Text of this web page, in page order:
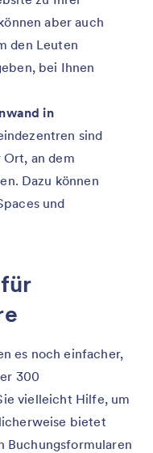
aber auch
den Leuten
bei Ihnen
in
sind
an dem
Dazu können
und
es noch einfacher,
300
vielleicht Hilfe, um
bietet
Buchungsformularen